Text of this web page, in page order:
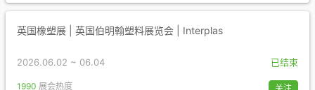
英国橡塑展 | 英国伯明翰塑料展览会 | Interplas
2026.06.02 ~ 06.04 已结束
1990 展会热度